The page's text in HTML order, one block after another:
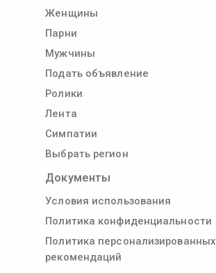
Женщины
Парни
Мужчины
Подать объявление
Ролики
Лента
Симпатии
Выбрать регион
Документы
Условия использования
Политика конфиденциальности
Политика персонализированных
рекомендаций